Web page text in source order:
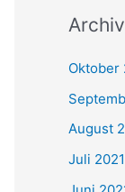
h
e
n
Archiv
Oktober
August
Juli 2021